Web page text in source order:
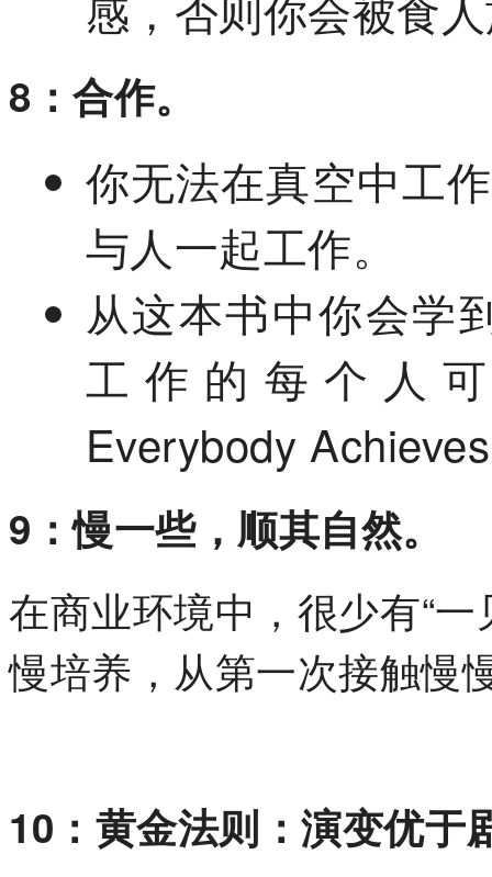
8：合作。
你无法在真空中工
与人一起工作。
从这本书中你会学
工作的每个人
Everybody
9：慢一些，顺其自然。
在商业环境中，很少有“
慢培养，从第一次接触慢
10：黄金法则：演变优于